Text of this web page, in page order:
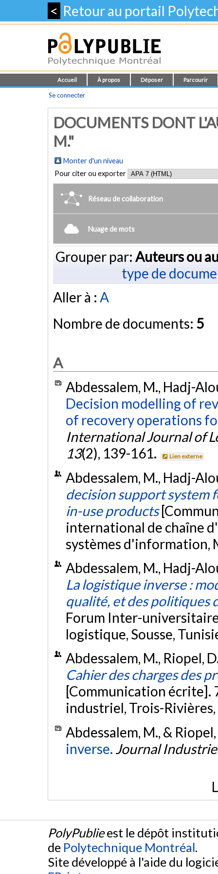
< Retour au portail
Accueil À propos Déposer Parcourir
Se connecter
DOCUMENTS DONT
M."
Monter d'un niveau
Pour citer ou exporter
Réseau de collaboration
Nuage de mots
Grouper par: Auteurs ou
type de
Aller à : A
Nombre de documents: 5
A
Abdessalem, M., Hadj-
Decision modelling of
of recovery operations
International Journal of
13(2), 139-161. Lien externe
Abdessalem, M., Hadj-
decision support system
in-use products
international de chaîne
systèmes d'information,
Abdessalem, M., Hadj-
La logistique inverse :
qualité, et des politiques
Forum Inter-
logistique, Sousse,
Abdessalem, M., Riopel,
Cahier des charges des
[Communication écrite].
industriel, Trois-
Abdessalem, M., &
inverse. Journal
PolyPublieest le dépôt
de Polytechnique Montréal.
Site développé à l'aide du